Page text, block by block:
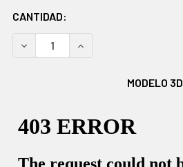
EXISTENCIAS
ACTUALES:
CANTIDAD:
DISMINUIR CANTIDAD:AUMENTAR CANTIDAD:
MODELO 3D